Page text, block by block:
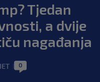
Tjedan
a dvije
nagađanja
0